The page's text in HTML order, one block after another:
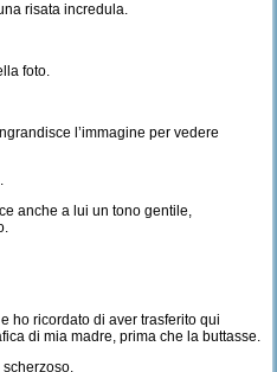
risata incredula.
foto.
l’immagine per vedere
anche a lui un tono gentile,
ho ricordato di aver trasferito qui
di mia madre, prima che la buttasse.
scherzoso.